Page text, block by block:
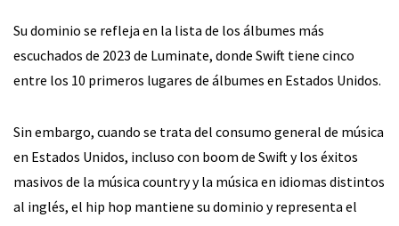
Su dominio se refleja en la lista de los álbumes más
escuchados de 2023 de Luminate, donde Swift tiene cinco
entre los 10 primeros lugares de álbumes en Estados Unidos.
Sin embargo, cuando se trata del consumo general de música
en Estados Unidos, incluso con boom de Swift y los éxitos
masivos de la música country y la música en idiomas distintos
al inglés, el hip hop mantiene su dominio y representa el